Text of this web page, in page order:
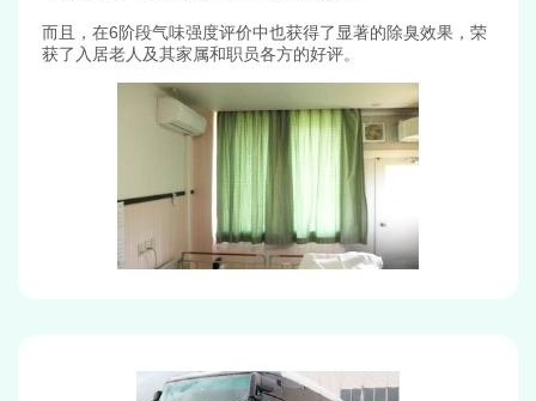
而且，在6阶段气味强度评价中也获得了显著的除臭效果，荣
获了入居老人及其家属和职员各方的好评。